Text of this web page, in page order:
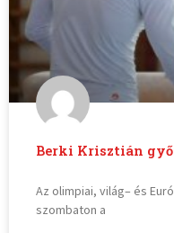
Berki Krisztián
Az olimpiai, világ– és
szombaton a